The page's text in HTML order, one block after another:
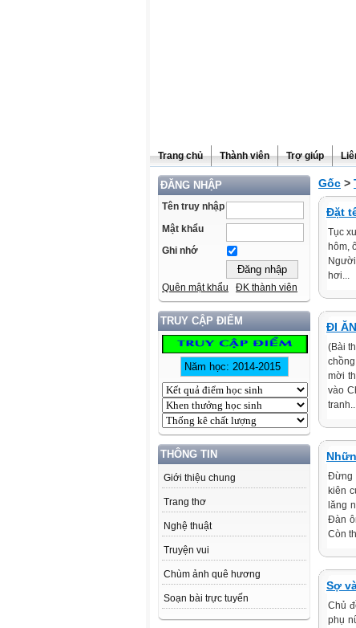
Trang chủ Thành viên Trợ giúp
ĐĂNG NHẬP
Tên truy nhập
Mật khẩu
Ghi nhớ
Quên mật khẩu ĐK thành viên
TRUY CẬP ĐIỂM
THÔNG TIN
Giới thiệu chung
Trang thơ
Nghệ thuật
Truyện vui
Chùm ảnh quê hương
Soạn bài trực tuyến
Gốc >
Đặt
Tục
hôm,
hơi...
ĐI
(Bài
mời
vào
Đừng
kiên
lăng
Đàn
Còn
Sợ
Chủ
phụ